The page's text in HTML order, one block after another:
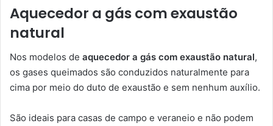
Aquecedor a gás com exaustão
natural
Nos modelos de aquecedor a gás com exaustão natural,
os gases queimados são conduzidos naturalmente para
cima por meio do duto de exaustão e sem nenhum auxílio.
São ideais para casas de campo e veraneio e não podem